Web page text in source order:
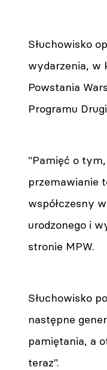
Słuchowisko
wydarzenia, w
Powstania
Programu
"Pamięć o
przemawianie
współczesny
urodzonego i
stronie MPW.
Słuchowisko
następne
pamiętania, a
teraz".